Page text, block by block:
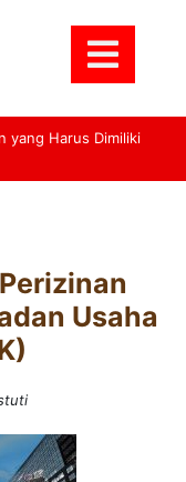
yang Harus Dimiliki
Usaha